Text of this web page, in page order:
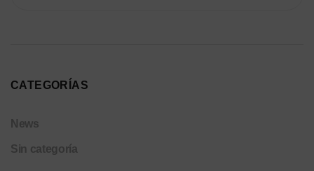
CATEGORÍAS
News
Sin categoría